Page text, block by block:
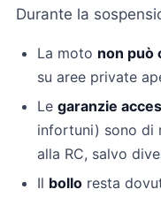
Durante la
La moto non può
su aree private
Le garanzie
infortuni) sono di
alla RC, salvo
Il bollo resta